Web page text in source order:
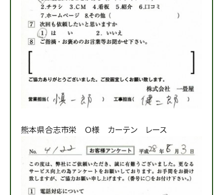
熊本県合志市栄 Ｏ様 カーテン レース